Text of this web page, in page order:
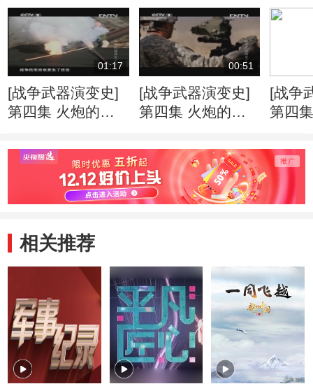
01:17
[战争武器演变史]
第四集 火炮的发
弓箭到火炮
20130618
00:51
[战争武器演变史]
第四集 火炮的发
20130618
[战争
第四
弩
相关推荐